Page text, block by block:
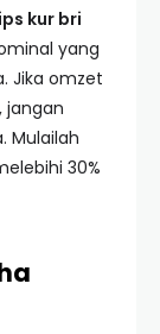
kur bri
yang
Jika omzet
jangan
Mulailah
30%